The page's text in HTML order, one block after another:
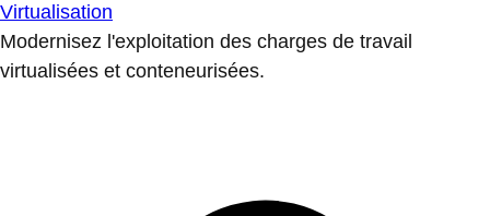
Virtualisation
Modernisez l'exploitation des charges de travail
virtualisées et conteneurisées.